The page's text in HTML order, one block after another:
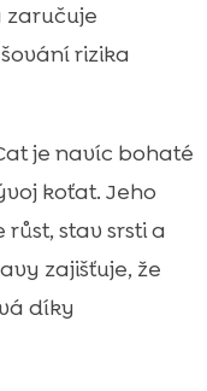
zaručuje
rizika
je navíc bohaté
koťat. Jeho
stav srsti a
zajišťuje, že
díky